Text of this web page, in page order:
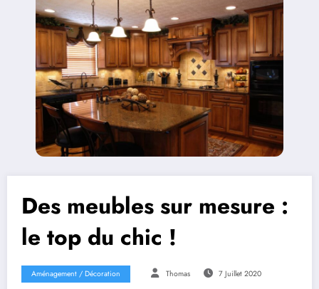
Des meubles sur mesure :
le top du chic !
Aménagement / Décoration Thomas 7 Juillet 2020